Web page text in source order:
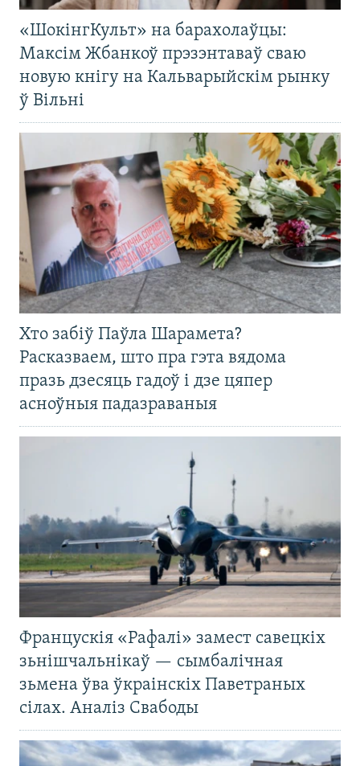
«ШокінгКульт» на барахолаўцы:
Максім Жбанкоў прэзэнтаваў сваю
новую кнігу на Кальварыйскім рынку
ў Вільні
Хто забіў Паўла Шарамета?
Расказваем, што пра гэта вядома
празь дзесяць гадоў і дзе цяпер
асноўныя падазраваныя
Францускія «Рафалі» замест савецкіх
зьнішчальнікаў — сымбалічная
зьмена ўва ўкраінскіх Паветраных
сілах. Аналіз Свабоды